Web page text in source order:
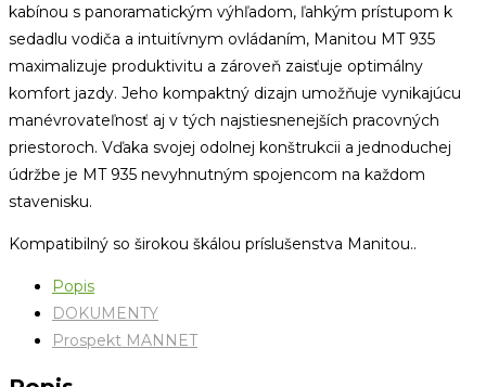
kabínou s panoramatickým výhľadom, ľahkým prístupom k
sedadlu vodiča a intuitívnym ovládaním, Manitou MT 935
maximalizuje produktivitu a zároveň zaisťuje optimálny
komfort jazdy. Jeho kompaktný dizajn umožňuje vynikajúcu
manévrovateľnosť aj v tých najstiesnenejších pracovných
priestoroch. Vďaka svojej odolnej konštrukcii a jednoduchej
údržbe je MT 935 nevyhnutným spojencom na každom
stavenisku.
Kompatibilný so širokou škálou príslušenstva Manitou..
Popis
DOKUMENTY
Prospekt MANNET